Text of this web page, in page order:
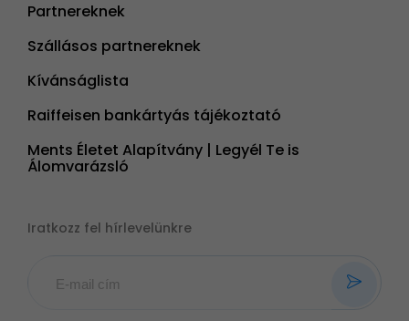
Partnereknek
Szállásos partnereknek
Kívánságlista
Raiffeisen bankártyás tájékoztató
Ments Életet Alapítvány | Legyél Te is
Álomvarázsló
Iratkozz fel hírlevelünkre